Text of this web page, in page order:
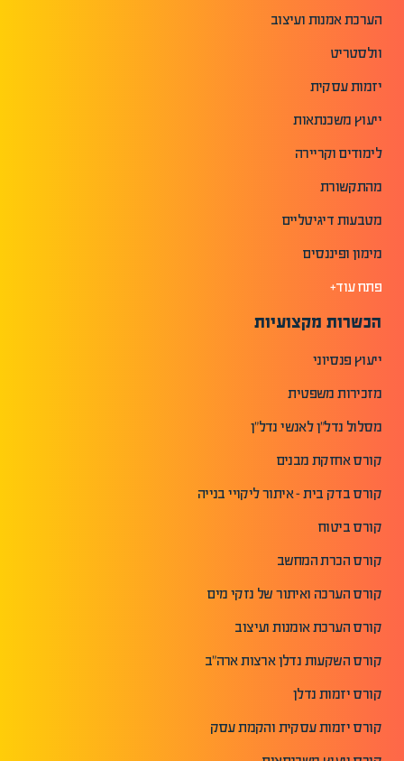
הערכת אמנות ועיצוב
וולסטריט
יזמות עסקית
ייעוץ משכנתאות
לימודים וקריירה
מהתקשורת
מטבעות דיגיטליים
מימון ופיננסים
פתח עוד+
הכשרות מקצועיות
ייעוץ פנסיוני
מזכירות משפטית
מסלול נדל"ן לאנשי נדל"ן
קורס אחזקת מבנים
קורס בדק בית - איתור ליקויי בנייה
קורס ביטוח
קורס הכרת המחשב
קורס הערכה ואיתור של נזקי מים
קורס הערכת אומנות ועיצוב
קורס השקעות נדלן ארצות ארה"ב
קורס יזמות נדלן
קורס יזמות עסקית והקמת עסק